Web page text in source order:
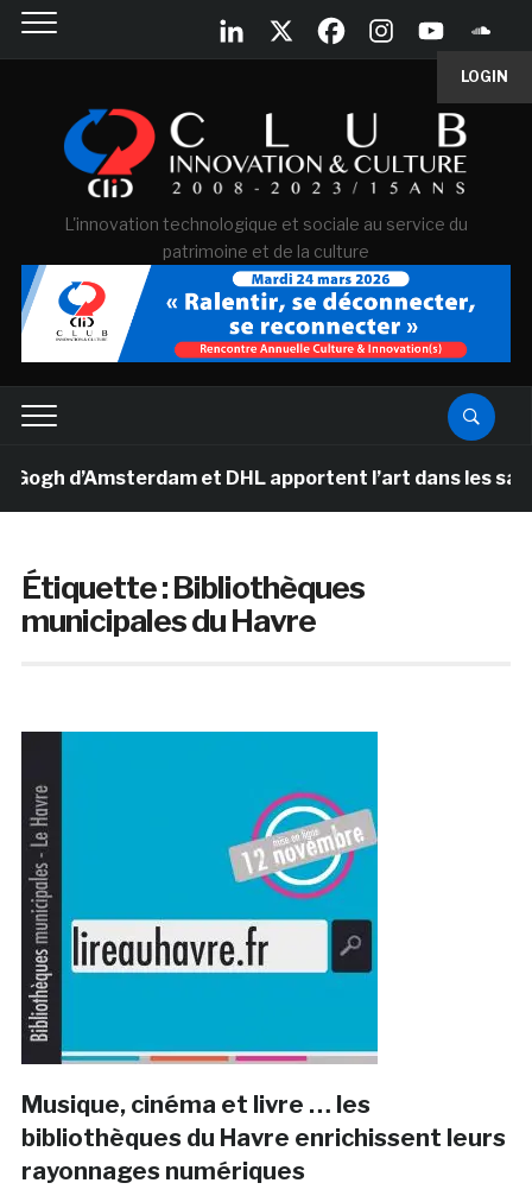
LOGIN
L'innovation technologique et sociale au service du
patrimoine et de la culture
d’Amsterdam et DHL apportent l’art dans les salles
Étiquette :Bibliothèques
municipales du Havre
Musique, cinéma et livre … les
bibliothèques du Havre enrichissent leurs
rayonnages numériques